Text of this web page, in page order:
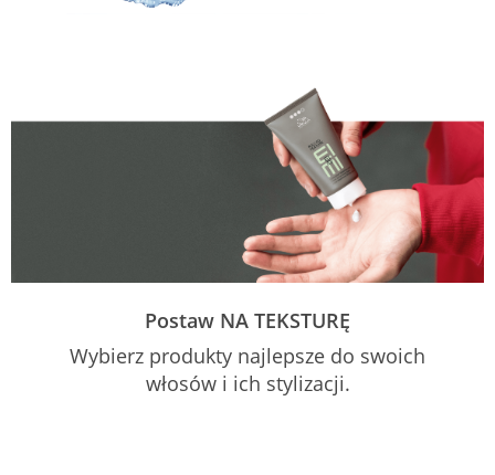
Postaw NA TEKSTURĘ
Wybierz produkty najlepsze do swoich
włosów i ich stylizacji.